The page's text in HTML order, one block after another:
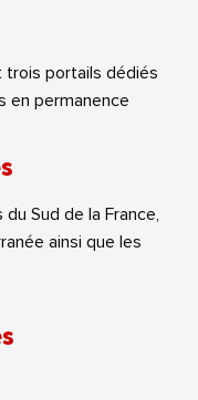
trois portails dédiés
en permanence
Sud de la France,
ainsi que les